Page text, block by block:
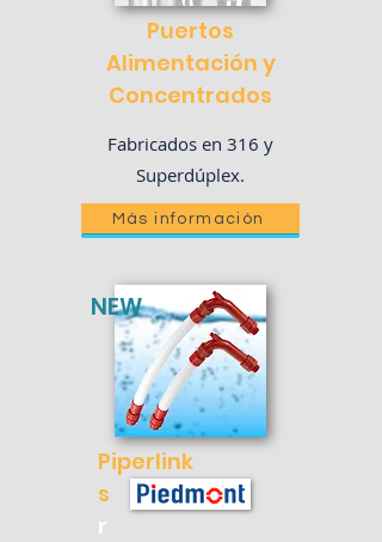
Puertos
Alimentación y
Concentrados
Fabricados en 316 y
Superdúplex.
Más información
NEW
Piperlink
s
r